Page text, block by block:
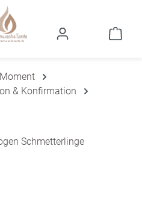
& Konfirmation